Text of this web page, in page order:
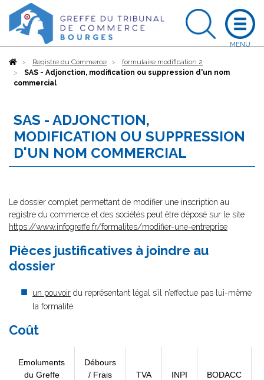
AccueilRegistre du Commerce
formulaire modification 2
SAS - Adjonction, modification ou suppression d'un nom
commercial
SAS - ADJONCTION,
MODIFICATION OU SUPPRESSION
D'UN NOM COMMERCIAL
Le dossier complet permettant de modifier une inscription au
registre du commerce et des sociétés peut être déposé sur le site
https://www.infogreffe.fr/formalites/modifier-une-entreprise
Pièces justificatives à joindre au
dossier
un pouvoir du représentant légal s’il n’effectue pas lui-même
la formalité
Coût
Emoluments
du Greffe
Débours
/ Frais
TVA INPI BODACC